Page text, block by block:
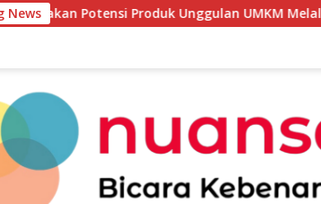
News
Produk Unggulan UMKM Melalui Kajian Bank